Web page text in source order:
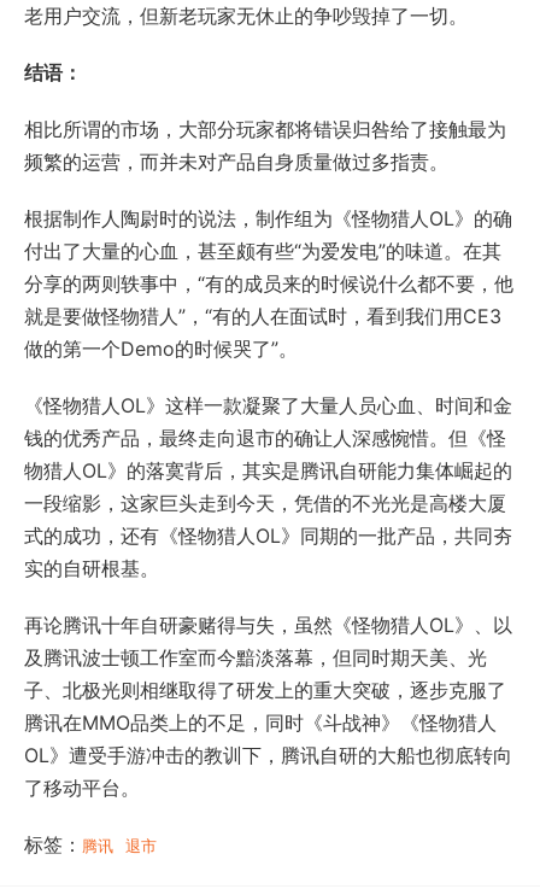
老用户交流，但新老玩家无休止的争吵毁掉了一切。
结语：
相比所谓的市场，大部分玩家都将错误归咎给了接触最为
频繁的运营，而并未对产品自身质量做过多指责。
根据制作人陶尉时的说法，制作组为《怪物猎人OL》的确
付出了大量的心血，甚至颇有些“为爱发电”的味道。在其
分享的两则轶事中，“有的成员来的时候说什么都不要，他
就是要做怪物猎人”，“有的人在面试时，看到我们用CE3
做的第一个Demo的时候哭了”。
《怪物猎人OL》这样一款凝聚了大量人员心血、时间和金
钱的优秀产品，最终走向退市的确让人深感惋惜。但《怪
物猎人OL》的落寞背后，其实是腾讯自研能力集体崛起的
一段缩影，这家巨头走到今天，凭借的不光光是高楼大厦
式的成功，还有《怪物猎人OL》同期的一批产品，共同夯
实的自研根基。
再论腾讯十年自研豪赌得与失，虽然《怪物猎人OL》、以
及腾讯波士顿工作室而今黯淡落幕，但同时期天美、光
子、北极光则相继取得了研发上的重大突破，逐步克服了
腾讯在MMO品类上的不足，同时《斗战神》《怪物猎人
OL》遭受手游冲击的教训下，腾讯自研的大船也彻底转向
了移动平台。
标签： 腾讯 退市